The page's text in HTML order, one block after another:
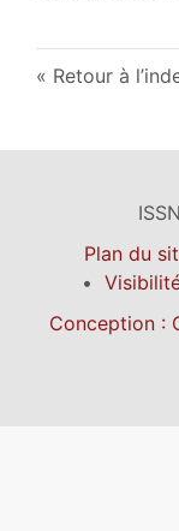
Retour à
Plan du
Conception :